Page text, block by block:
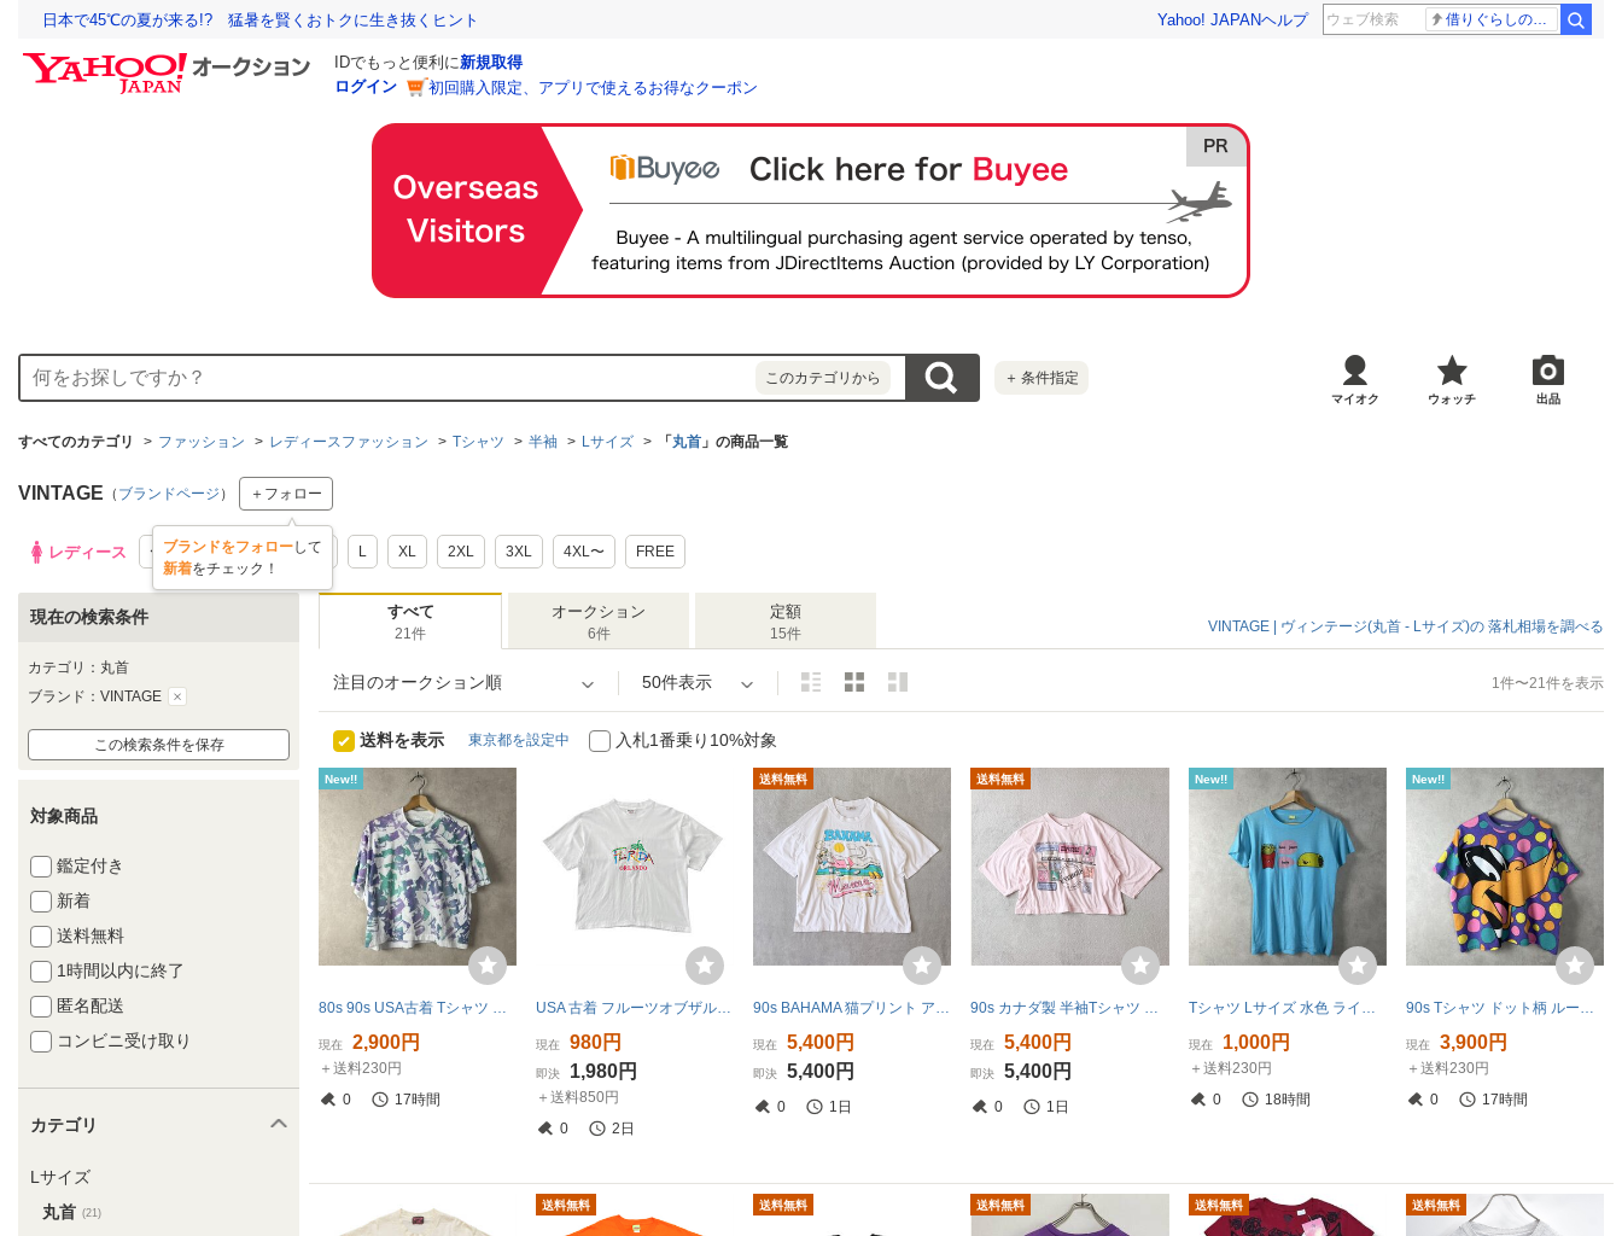
日本で45℃の夏が来る!? 猛暑を賢くおトクに生き抜くヒント Yahoo! JAPANヘルプ 借りぐらしのアリエッティ 耳をすませば
IDでもっと便利に新規取得
ログイン
初回購入限定、アプリで使えるお得なクーポン
このカテゴリから ＋ 条件指定
マイオク ウォッチ 出品
すべてのカテゴリ ファッション レディースファッション Tシャツ 半袖 Lサイズ 「 丸首 」の商品一覧
VINTAGE （ ブランドページ ） ＋フォロー
ブランドをフォローして
新着をチェック！
レディース 〜2XS XS S M L XL 2XL 3XL 4XL〜 FREE
現在の検索条件
カテゴリ：丸首
ブランド：VINTAGE
この検索条件を保存
対象商品
鑑定付き
新着
送料無料
1時間以内に終了
匿名配送
コンビニ受け取り
カテゴリ
Lサイズ
丸首 (21)
すべて
21件
オークション
6件
定額
15件 VINTAGE | ヴィンテージ(丸首 - Lサイズ)の 落札相場を調べる
注目のオークション順 50件表示 1件〜21件を表示
送料を表示 東京都を設定中 入札1番乗り10%対象
New!!
80s 90s USA古着 Tシャツ ショート丈 白 ホワイト シングルステッチ 半袖Tシャツ アメリカ古着 vintage ヴィンテージ デザインTシャツ
現在 2,900円
＋送料230円
0
17時間
USA 古着 フルーツオブザルーム 90S フロリダ オーランド Tシャツ プリント レディースL ホワイト シングルステッチ BA2867
現在 980円
即決 1,980円
＋送料850円
0
2日
送料無料
90s BAHAMA 猫プリント アニマルTシャツ シングルステッチ USA古着 ヴィンテージ 80s シングルステッチ DoubleBell アメリカ古着 ネコ 半袖
現在 5,400円
即決 5,400円
0 1日
送料無料
90s カナダ製 半袖Tシャツ クロップドトップス オリンピック ヴィンテージ アメリカ古着 Ladyfootlocker シングルステッチ カナダ製 レトロ
現在 5,400円
即決 5,400円
0 1日
New!!
Tシャツ Lサイズ 水色 ライトブルー キャラクター プリント ポテト タコス USA古着 アメリカ古着 vintage ヴィンテージ 青 ブルー
現在 1,000円
＋送料230円
0
18時間
New!!
90s Tシャツ ドット柄 ルーニーテューンズ 半袖Tシャツ ショート丈 カラフル ダフィーダック USA古着 アメリカ古着 vintage ヴィンテージ
現在 3,900円
＋送料230円
0
17時間
送料無料 送料無料 送料無料 送料無料 送料無料